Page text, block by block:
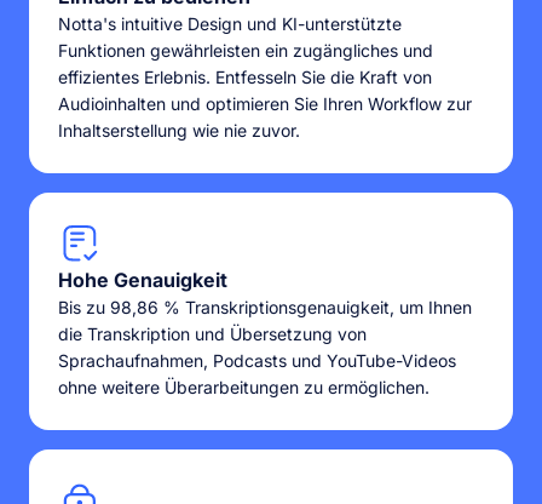
Notta's intuitive Design und KI-unterstützte
Funktionen gewährleisten ein zugängliches und
effizientes Erlebnis. Entfesseln Sie die Kraft von
Audioinhalten und optimieren Sie Ihren Workflow zur
Inhaltserstellung wie nie zuvor.
Hohe Genauigkeit
Bis zu 98,86 % Transkriptionsgenauigkeit, um Ihnen
die Transkription und Übersetzung von
Sprachaufnahmen, Podcasts und YouTube-Videos
ohne weitere Überarbeitungen zu ermöglichen.